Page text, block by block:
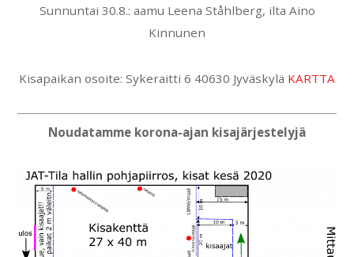
Sunnuntai 30.8.: aamu Leena Ståhlberg, ilta Aino
Kinnunen
Kisapaikan osoite: Sykeraitti 6 40630 Jyväskylä KARTTA
Noudatamme korona-ajan kisajärjestelyjä